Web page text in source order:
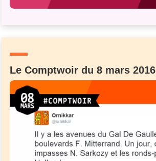
Le Comptwoir du 8 mars 2016